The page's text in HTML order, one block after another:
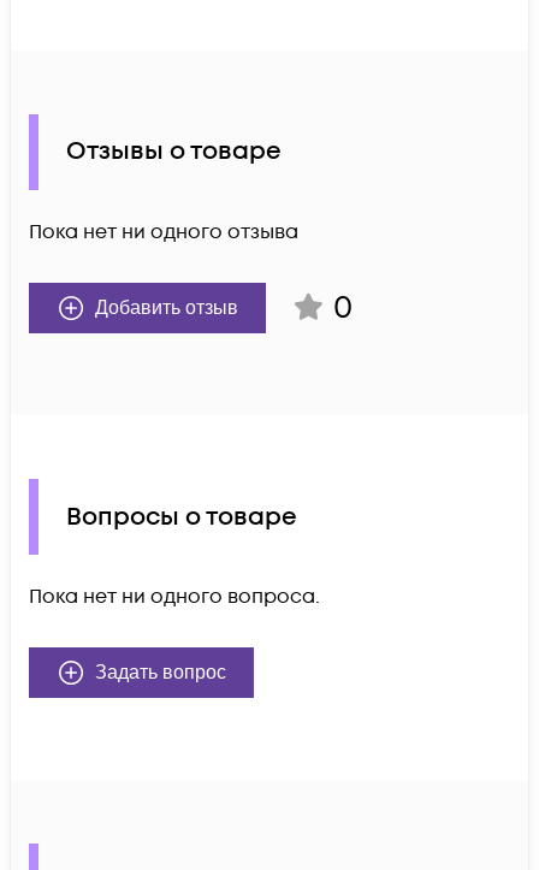
Отзывы о товаре
Пока нет ни одного отзыва
Добавить отзыв 0
Вопросы о товаре
Пока нет ни одного вопроса.
Задать вопрос